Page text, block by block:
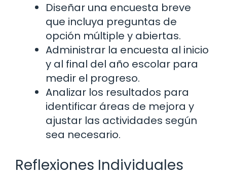
Diseñar una encuesta breve
que incluya preguntas de
opción múltiple y abiertas.
Administrar la encuesta al inicio
y al final del año escolar para
medir el progreso.
Analizar los resultados para
identificar áreas de mejora y
ajustar las actividades según
sea necesario.
Reflexiones Individuales